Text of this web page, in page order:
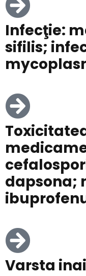
Infecţie:
sifilis;
dapsona;
Varsta